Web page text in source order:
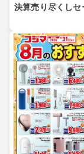
決算売り尽くしセ